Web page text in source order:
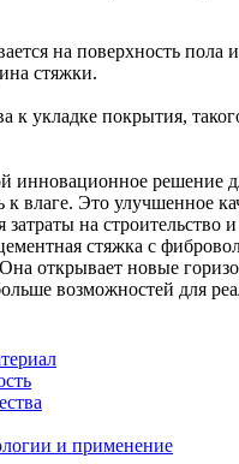
на поверхность пола
стяжки.
к укладке покрытия,
инновационное решение
влаге. Это улучшенное
на строительство
стяжка с
открывает новые
возможностей для
и применение